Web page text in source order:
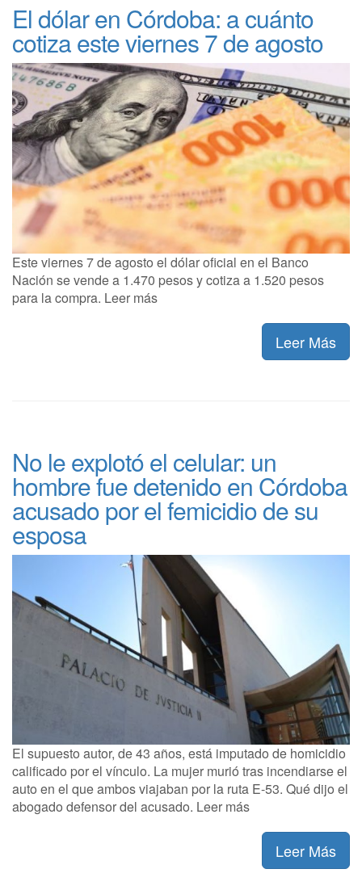
El dólar en Córdoba: a cuánto
cotiza este viernes 7 de agosto
Este viernes 7 de agosto el dólar oficial en el Banco
Nación se vende a 1.470 pesos y cotiza a 1.520 pesos
para la compra. Leer más
Leer Más
No le explotó el celular: un
hombre fue detenido en Córdoba
acusado por el femicidio de su
esposa
El supuesto autor, de 43 años, está imputado de homicidio
calificado por el vínculo. La mujer murió tras incendiarse el
auto en el que ambos viajaban por la ruta E-53. Qué dijo el
abogado defensor del acusado. Leer más
Leer Más